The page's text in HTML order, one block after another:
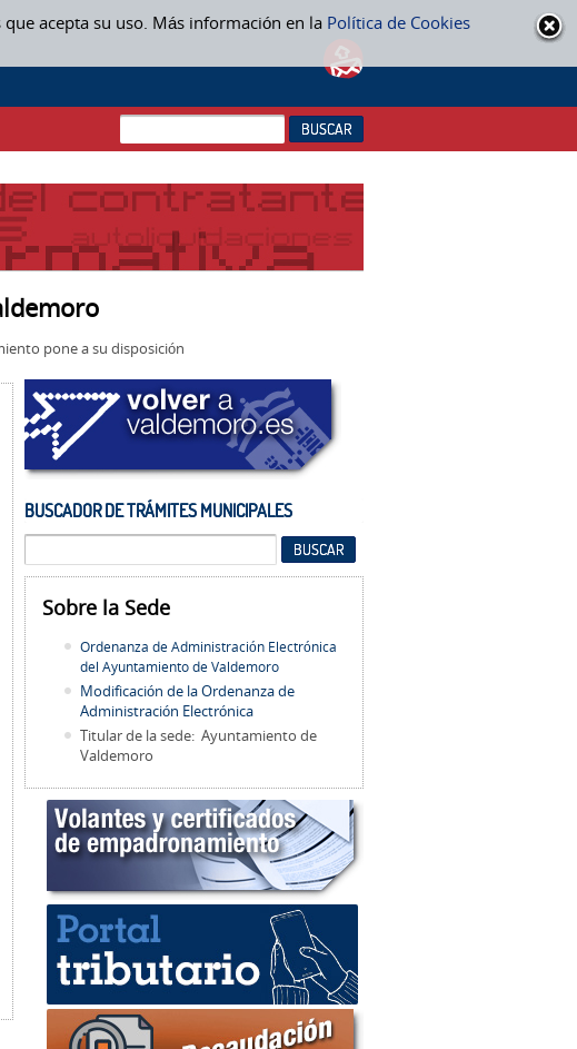
acepta su uso. Más información en la Política de Cookies
pone a su disposición
BUSCADOR DE TRÁMITES MUNICIPALES
Sobre la Sede
Ordenanza de Administración Electrónica
del Ayuntamiento de Valdemoro
Modificación de la Ordenanza de
Administración Electrónica
Titular de la sede: Ayuntamiento de
Valdemoro